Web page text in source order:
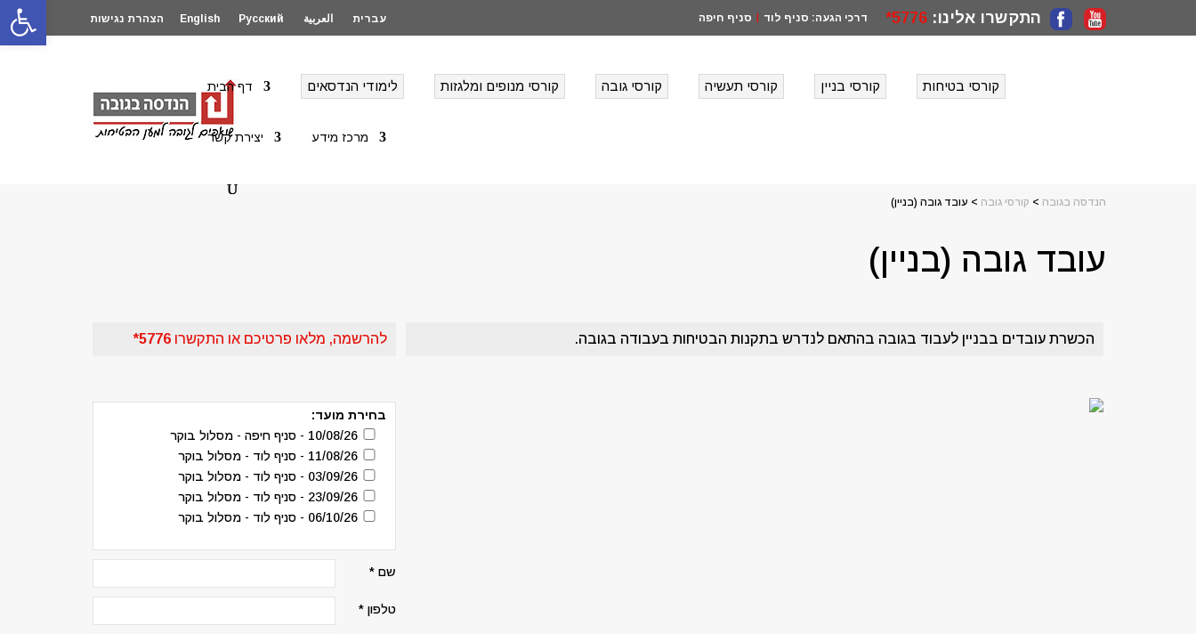
פתח התקשרו אלינו: 5776* דרכי הגעה: סניף לוד סניף חיפה הצהרת נגישות English Русский العربية עברית
קורסי בטיחות קורסי בניין קורסי תעשיה קורסי גובה קורסי מנופים ומלגזות לימודי הנדסאים דף הבית
מרכז מידע יצירת קשר
הנדסה בגובה > קורסי גובה > עובד גובה (בניין)
עובד גובה (בניין)
הכשרת עובדים בבניין לעבוד בגובה בהתאם לנדרש בתקנות הבטיחות בעבודה בגובה. להרשמה, מלאו פרטיכם או התקשרו5776*
בחירת מועד:
10/08/26 - סניף חיפה - מסלול בוקר
11/08/26 - סניף לוד - מסלול בוקר
03/09/26 - סניף לוד - מסלול בוקר
23/09/26 - סניף לוד - מסלול בוקר
06/10/26 - סניף לוד - מסלול בוקר
שם *
טלפון *